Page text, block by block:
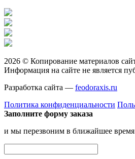
2026 © Копирование материалов
Информация на сайте не является
Разработка сайта — feodoraxis.ru
Политика конфиденциальности
Заполните форму заказа
и мы перезвоним в ближайшее время